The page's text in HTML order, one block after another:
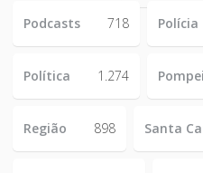
Podcasts
718 Polícia
Política 1.274
Região 898 Santa